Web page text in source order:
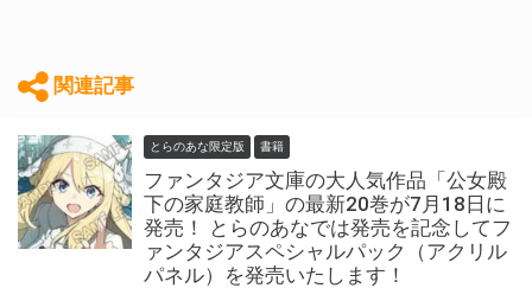
関連記事
とらのあな限定版 書籍
ファンタジア文庫の大人気作品「公女殿
下の家庭教師」の最新20巻が7月18日に
発売！ とらのあなでは発売を記念してフ
ァンタジアスペシャルパック（アクリル
パネル）を発売いたします！